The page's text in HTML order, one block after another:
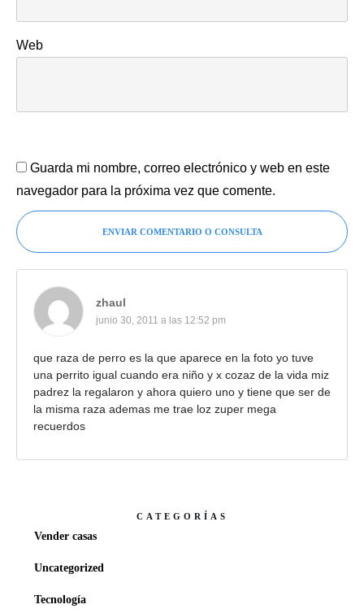
Web
Guarda mi nombre, correo electrónico y web en este
navegador para la próxima vez que comente.
ENVIAR COMENTARIO O CONSULTA
zhaul
junio 30, 2011 a las 12:52 pm
que raza de perro es la que aparece en la foto yo tuve
una perrito igual cuando era niño y x cozaz de la vida miz
padrez la regalaron y ahora quiero uno y tiene que ser de
la misma raza ademas me trae loz zuper mega
recuerdos
CATEGORÍAS
Vender casas
Uncategorized
Tecnología